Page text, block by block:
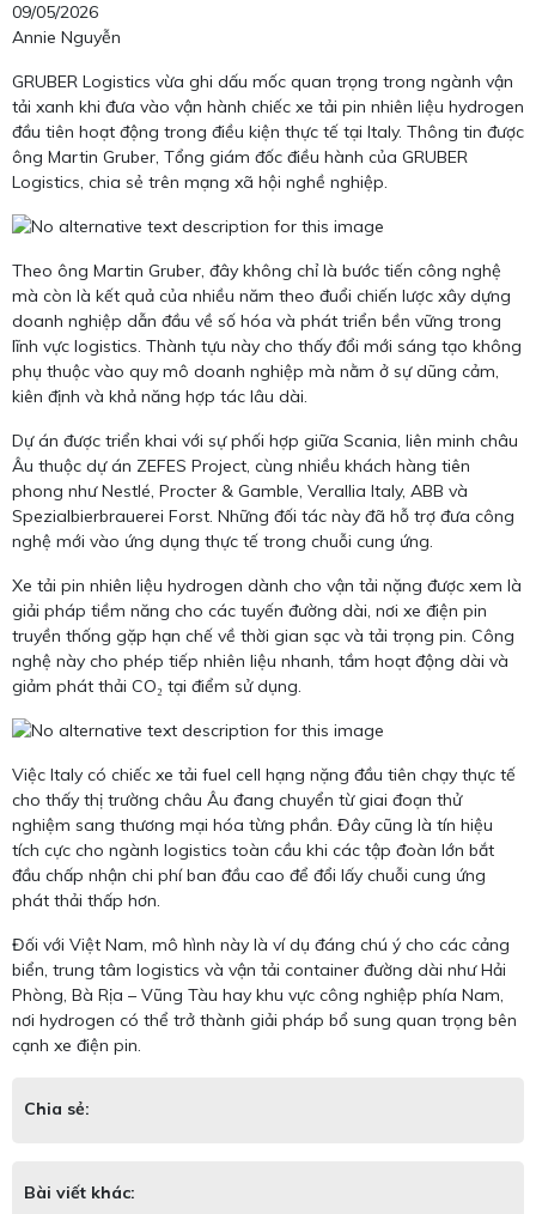
09/05/2026
Annie Nguyễn
GRUBER Logistics vừa ghi dấu mốc quan trọng trong ngành vận
tải xanh khi đưa vào vận hành chiếc xe tải pin nhiên liệu hydrogen
đầu tiên hoạt động trong điều kiện thực tế tại Italy. Thông tin được
ông Martin Gruber, Tổng giám đốc điều hành của GRUBER
Logistics, chia sẻ trên mạng xã hội nghề nghiệp.
Theo ông Martin Gruber, đây không chỉ là bước tiến công nghệ
mà còn là kết quả của nhiều năm theo đuổi chiến lược xây dựng
doanh nghiệp dẫn đầu về số hóa và phát triển bền vững trong
lĩnh vực logistics. Thành tựu này cho thấy đổi mới sáng tạo không
phụ thuộc vào quy mô doanh nghiệp mà nằm ở sự dũng cảm,
kiên định và khả năng hợp tác lâu dài.
Dự án được triển khai với sự phối hợp giữa Scania, liên minh châu
Âu thuộc dự án ZEFES Project, cùng nhiều khách hàng tiên
phong như Nestlé, Procter & Gamble, Verallia Italy, ABB và
Spezialbierbrauerei Forst. Những đối tác này đã hỗ trợ đưa công
nghệ mới vào ứng dụng thực tế trong chuỗi cung ứng.
Xe tải pin nhiên liệu hydrogen dành cho vận tải nặng được xem là
giải pháp tiềm năng cho các tuyến đường dài, nơi xe điện pin
truyền thống gặp hạn chế về thời gian sạc và tải trọng pin. Công
nghệ này cho phép tiếp nhiên liệu nhanh, tầm hoạt động dài và
giảm phát thải CO₂ tại điểm sử dụng.
Việc Italy có chiếc xe tải fuel cell hạng nặng đầu tiên chạy thực tế
cho thấy thị trường châu Âu đang chuyển từ giai đoạn thử
nghiệm sang thương mại hóa từng phần. Đây cũng là tín hiệu
tích cực cho ngành logistics toàn cầu khi các tập đoàn lớn bắt
đầu chấp nhận chi phí ban đầu cao để đổi lấy chuỗi cung ứng
phát thải thấp hơn.
Đối với Việt Nam, mô hình này là ví dụ đáng chú ý cho các cảng
biển, trung tâm logistics và vận tải container đường dài như Hải
Phòng, Bà Rịa – Vũng Tàu hay khu vực công nghiệp phía Nam,
nơi hydrogen có thể trở thành giải pháp bổ sung quan trọng bên
cạnh xe điện pin.
Chia sẻ:
Bài viết khác: